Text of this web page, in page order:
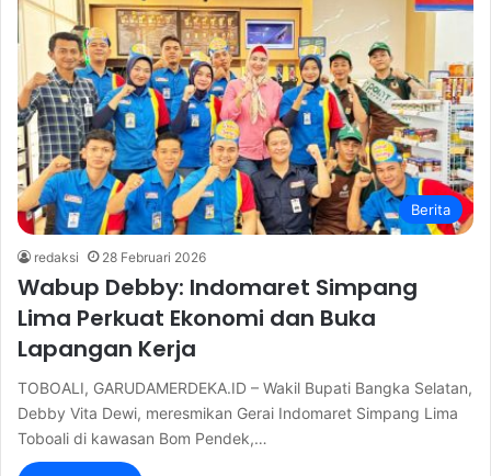
Berita
redaksi 28 Februari 2026
Wabup Debby: Indomaret Simpang
Lima Perkuat Ekonomi dan Buka
Lapangan Kerja
TOBOALI, GARUDAMERDEKA.ID – Wakil Bupati Bangka Selatan,
Debby Vita Dewi, meresmikan Gerai Indomaret Simpang Lima
Toboali di kawasan Bom Pendek,…